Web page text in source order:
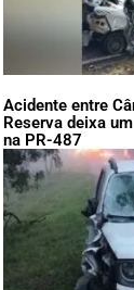
Acidente entre
Reserva deixa
na PR-487